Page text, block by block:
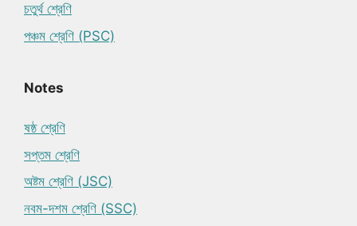
চতুর্থ শ্রেণি
পঞ্চম শ্রেণি (PSC)
Notes
ষষ্ঠ শ্রেণি
সপ্তম শ্রেণি
অষ্টম শ্রেণি (JSC)
নবম-দশম শ্রেণি (SSC)